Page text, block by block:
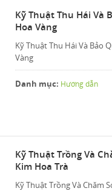
Kỹ Thuật Thu Hái Và
Hoa Vàng
Kỹ Thuật Thu Hái Và Bảo
Vàng
Danh mục: Hướng dẫn
Kỹ Thuật Trồng Và
Kim Hoa Trà
Kỹ Thuật Trồng Và Chăm